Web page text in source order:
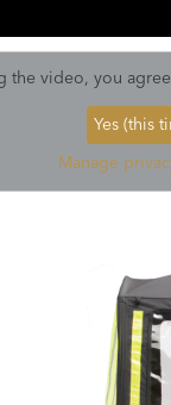
the video, you agree
Yes (this
Manage